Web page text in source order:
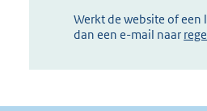
Werkt de website of een
dan een e-mail naar